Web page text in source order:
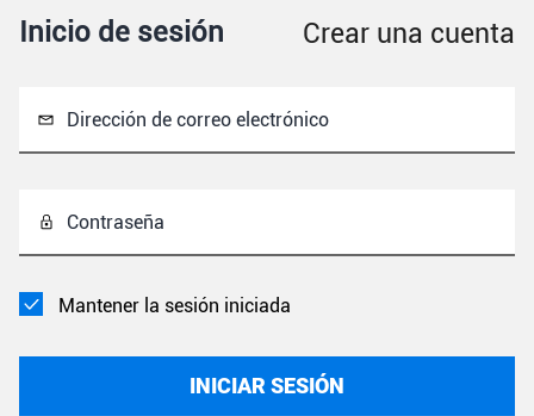
Inicio de sesión Crear una cuenta
Dirección de correo electrónico
Contraseña
Mantener la sesión iniciada
INICIAR SESIÓN